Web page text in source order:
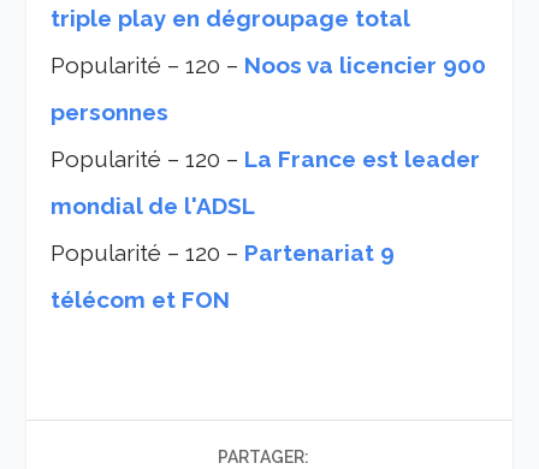
triple play en dégroupage total
Popularité – 120 – Noos va licencier 900
personnes
Popularité – 120 – La France est leader
mondial de l'ADSL
Popularité – 120 – Partenariat 9
télécom et FON
PARTAGER: